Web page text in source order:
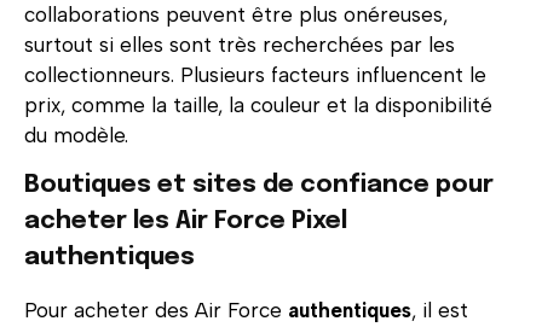
collaborations peuvent être plus onéreuses,
surtout si elles sont très recherchées par les
collectionneurs. Plusieurs facteurs influencent le
prix, comme la taille, la couleur et la disponibilité
du modèle.
Boutiques et sites de confiance pour
acheter les Air Force Pixel
authentiques
Pour acheter des Air Force authentiques, il est